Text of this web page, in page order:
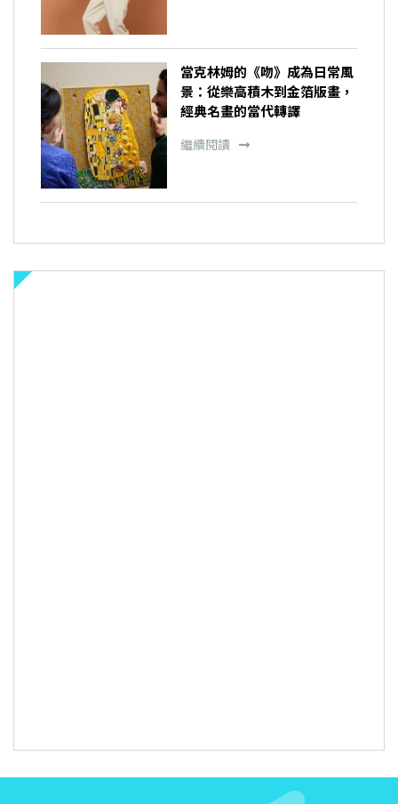
當克林姆的《吻》成為日常風
景：從樂高積木到金箔版畫，
經典名畫的當代轉譯
繼續閱讀